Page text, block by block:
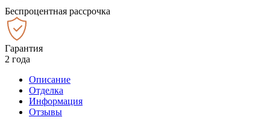
Беспроцентная рассрочка
Гарантия
2 года
Описание
Отделка
Информация
Отзывы